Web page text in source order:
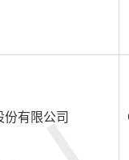
份有限公司